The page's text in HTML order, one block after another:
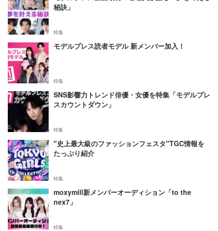
秘訣」
特集
モデルプレス読者モデル 新メンバー加入！
特集
SNS影響力トレンド俳優・女優を特集「モデルプレ
スカウントダウン」
特集
"史上最大級のファッションフェスタ"TGC情報を
たっぷり紹介
特集
moxymill新メンバーオーディション「to the
nex7」
特集